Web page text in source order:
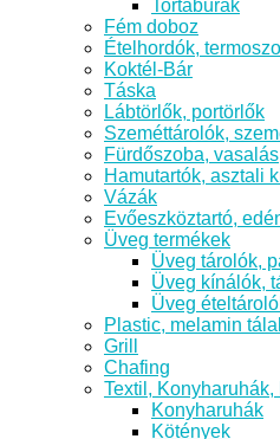
Tortabúrák
Fém doboz
Ételhordók,
Koktél-Bár
Táska
Lábtörlők, portörlők
Szeméttárolók,
Fürdőszoba, vasalás
Hamutartók, asztali
Vázák
Evőeszköztartó,
Üveg termékek
Üveg tárolók,
Üveg kínálók,
Üveg
Plastic, melamin
Grill
Chafing
Textil, Konyharuhák,
Konyharuhák
Kötények